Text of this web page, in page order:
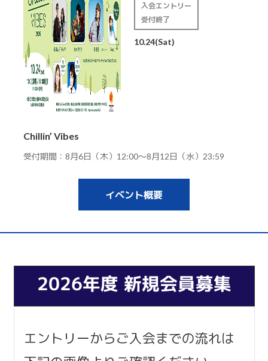
入会エントリー
受付終了
10.24(Sat)
Chillin’ Vibes
受付期間：8月6日（木）12:00～8月12日（水）23:59
イベント概要
2026年度 新規会員募集
エントリーからご入会までの流れは